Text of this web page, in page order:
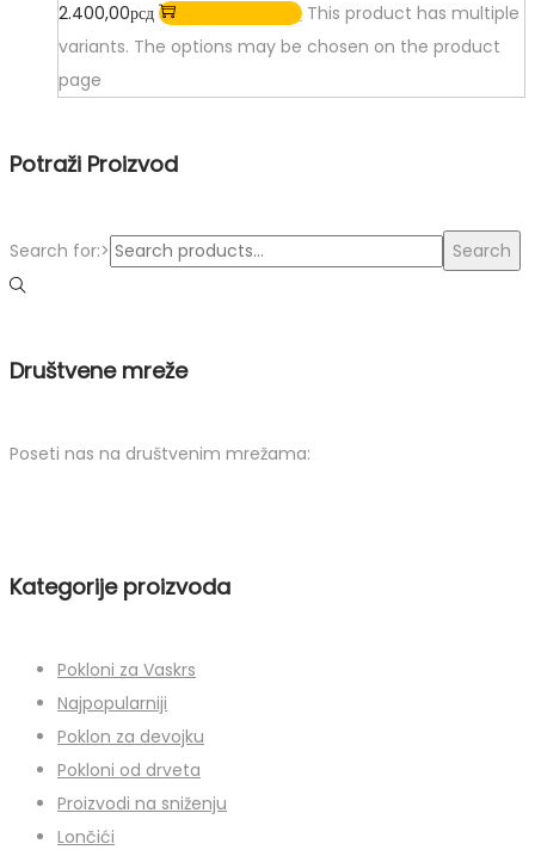
2.400,00рсд Odaberi opcije This product has multiple
variants. The options may be chosen on the product
page
Potraži Proizvod
Search for:> Search
Društvene mreže
Poseti nas na društvenim mrežama:
Kategorije proizvoda
Pokloni za Vaskrs
Najpopularniji
Poklon za devojku
Pokloni od drveta
Proizvodi na sniženju
Lončići